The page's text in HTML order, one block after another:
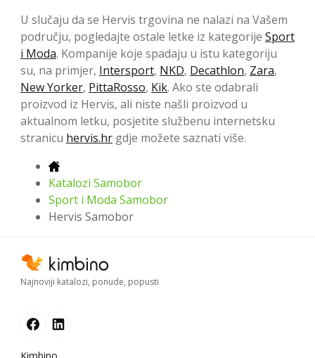
U slučaju da se Hervis trgovina ne nalazi na Vašem
području, pogledajte ostale letke iz kategorije Sport
i Moda. Kompanije koje spadaju u istu kategoriju
su, na primjer, Intersport, NKD, Decathlon, Zara,
New Yorker, PittaRosso, Kik. Ako ste odabrali
proizvod iz Hervis, ali niste našli proizvod u
aktualnom letku, posjetite službenu internetsku
stranicu hervis.hr gdje možete saznati više.
Katalozi Samobor
Sport i Moda Samobor
Hervis Samobor
Najnoviji katalozi, ponude, popusti